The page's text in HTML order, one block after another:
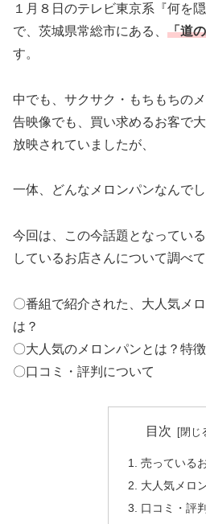
１月８日のテレビ東京系『何を
で、茨城県常総市にある、 「道
す。
中でも、サクサク・もちもちの
告映像でも、買い求めるお客で
放映されていましたが、
一体、どんなメロンパンなんでし
今回は、この今話題となってい
しているお店さんについて調べ
〇番組で紹介された、大人気メ
は？
〇大人気のメロンパンとは？特
〇口コミ・評判について
目次
売っている
大人気メロ
口コミ・評判